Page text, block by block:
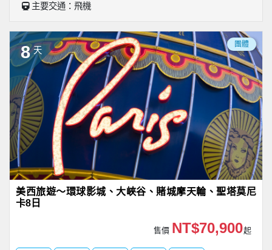
主要交通：飛機
8 天
團體
美西旅遊～環球影城、大峽谷、賭城摩天輪、聖塔莫尼
卡8日
售價 NT$70,900起